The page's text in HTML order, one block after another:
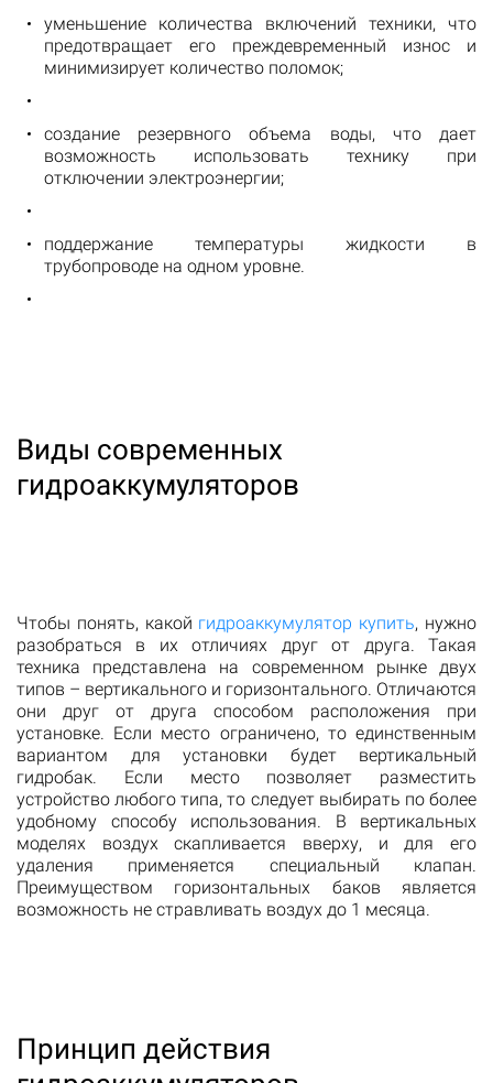
уменьшение количества включений техники, что
предотвращает его преждевременный износ и
минимизирует количество поломок;
создание резервного объема воды, что дает
возможность использовать технику при
отключении электроэнергии;
поддержание температуры жидкости в
трубопроводе на одном уровне.
Виды современных
гидроаккумуляторов
Чтобы понять, какой гидроаккумулятор купить, нужно
разобраться в их отличиях друг от друга. Такая
техника представлена на современном рынке двух
типов – вертикального и горизонтального. Отличаются
они друг от друга способом расположения при
установке. Если место ограничено, то единственным
вариантом для установки будет вертикальный
гидробак. Если место позволяет разместить
устройство любого типа, то следует выбирать по более
удобному способу использования. В вертикальных
моделях воздух скапливается вверху, и для его
удаления применяется специальный клапан.
Преимуществом горизонтальных баков является
возможность не стравливать воздух до 1 месяца.
Принцип действия